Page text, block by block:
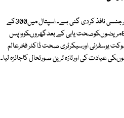
سیدوشیریف اورسنٹرل اسپتال میںمریضوںکیلیے مزیددووارڈ مختص کرلیے گئے،اسپتالوں میںایمرجنسی نافذ کردی گئی ہے۔ اسپتال میں300کے
قریب مریضوںکی ڈنگی ٹیسٹ کروالیے گئے جن میں250مریضوںمیں مرض کی تصدیق ہوگئی، 80مریضوںکوصحت یابی کے بعدگھروںکوواپس
یوسفزئی اورسیکرٹری صحت ڈاکٹر فخرعالم
عیادت کی اورتازہ ترین صورتحال کاجائزہ لیا۔